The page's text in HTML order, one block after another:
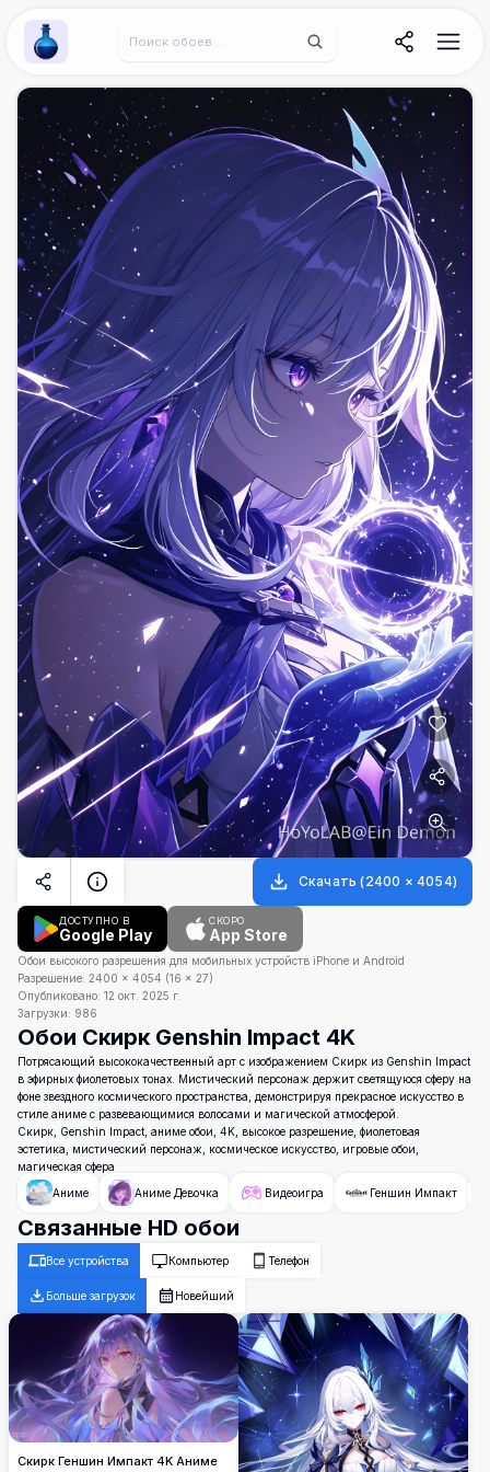
Wallpaper Alchemy
Скачать (2400 × 4054)
ДОСТУПНО В
Google Play
СКОРО
App Store
Обои высокого разрешения для мобильных устройств iPhone и Android
Разрешение: 2400 × 4054 (16 × 27)
Опубликовано: 12 окт. 2025 г.
Загрузки: 986
Обои Скирк Genshin Impact 4K
Потрясающий высококачественный арт с изображением Скирк из Genshin Impact
в эфирных фиолетовых тонах. Мистический персонаж держит светящуюся сферу на
фоне звездного космического пространства, демонстрируя прекрасное искусство в
стиле аниме с развевающимися волосами и магической атмосферой.
Скирк, Genshin Impact, аниме обои, 4K, высокое разрешение, фиолетовая
эстетика, мистический персонаж, космическое искусство, игровые обои,
магическая сфера
Аниме
Аниме Девочка Видеоигра Геншин Импакт
Связанные HD обои
Все устройства Компьютер Телефон
Больше загрузок Новейший
Скирк Геншин Импакт 4K Аниме